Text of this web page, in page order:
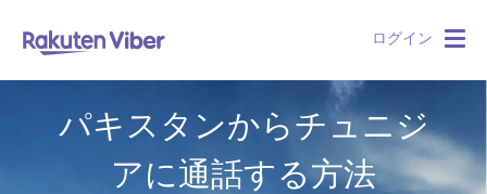
ログイン
パキスタンからチュニジ
アに通話する方法